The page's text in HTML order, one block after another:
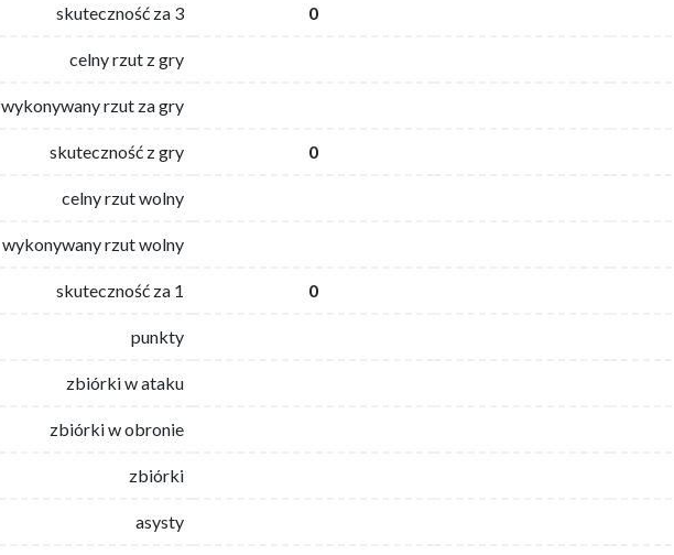
skuteczność za 3 0
celny rzut z gry
wykonywany rzut za gry
skuteczność z gry 0
celny rzut wolny
wykonywany rzut wolny
skuteczność za 1 0
punkty
zbiórki w ataku
zbiórki w obronie
zbiórki
asysty